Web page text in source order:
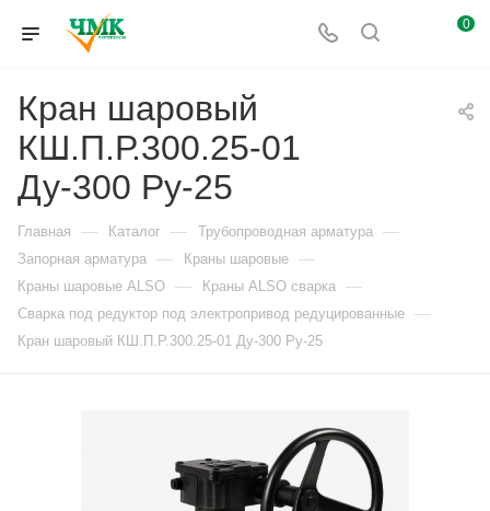
0
Кран шаровый
КШ.П.Р.300.25-01
Ду-300 Ру-25
Главная — Каталог — Трубопроводная арматура —
Запорная арматура — Краны шаровые —
Краны шаровые ALSO — Краны ALSO сварка —
Сварка под редуктор под электропривод редуцированные —
Кран шаровый КШ.П.Р.300.25-01 Ду-300 Ру-25